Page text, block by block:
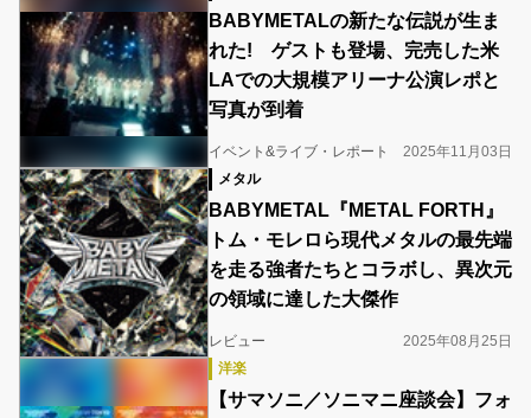
BABYMETALの新たな伝説が生ま
れた! ゲストも登場、完売した米
LAでの大規模アリーナ公演レポと
写真が到着
イベント&ライブ・レポート
2025年11月03日
メタル
BABYMETAL『METAL FORTH』
トム・モレロら現代メタルの最先端
を走る強者たちとコラボし、異次元
の領域に達した大傑作
レビュー
2025年08月25日
洋楽
【サマソニ／ソニマニ座談会】フォ